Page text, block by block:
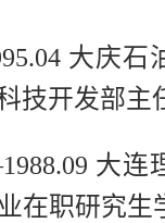
大庆石
技开发部主
大
在职研究生